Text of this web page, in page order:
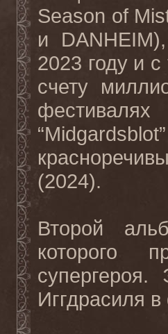
Season of
и
2023 году и
счету
(2024).
Второй
которого
Иггдрасиля